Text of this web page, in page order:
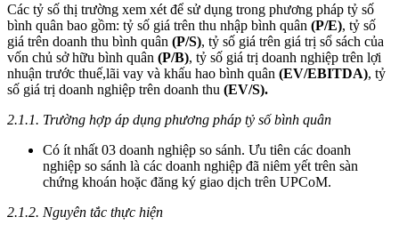
Các tỷ số thị trường xem xét để sử dụng trong phương pháp tỷ số
bình quân bao gồm: tỷ số giá trên thu nhập bình quân (P/E), tỷ số
giá trên doanh thu bình quân (P/S), tỷ số giá trên giá trị sổ sách của
vốn chủ sở hữu bình quân (P/B), tỷ số giá trị doanh nghiệp trên lợi
nhuận trước thuế,lãi vay và khấu hao bình quân (EV/EBITDA), tỷ
số giá trị doanh nghiệp trên doanh thu (EV/S).
2.1.1. Trường hợp áp dụng phương pháp tỷ số bình quân
Có ít nhất 03 doanh nghiệp so sánh. Ưu tiên các doanh
nghiệp so sánh là các doanh nghiệp đã niêm yết trên sàn
chứng khoán hoặc đăng ký giao dịch trên UPCoM.
2.1.2. Nguyên tắc thực hiện